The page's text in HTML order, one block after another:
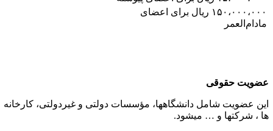
۱۵۰،۰۰۰،۰۰۰ ریال برای اعضای
حقوقی
عضویت شامل دانشگاهها، مؤسسات دولتی و غیردولتی، کارخانه
، شرکتها و … میشود.